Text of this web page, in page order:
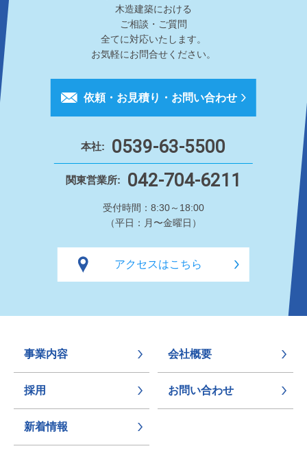
木造建築における
ご相談・ご質問
全てに対応いたします。
お気軽にお問合せください。
依頼・お見積り・お問い合わせ
本社: 0539-63-5500
関東営業所: 042-704-6211
受付時間：8:30～18:00
（平日：月〜金曜日）
アクセスはこちら
事業内容 会社概要
採用 お問い合わせ
新着情報